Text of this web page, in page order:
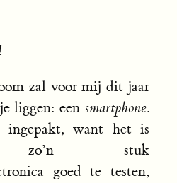
zal voor mij dit jaar
liggen: een smartphone.
want het is
zo’n stuk
goed te testen,